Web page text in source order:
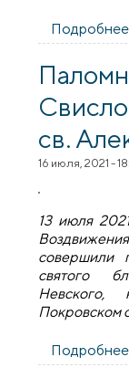
Подробнее
св.
16 июля, 2021 -
13 июля
совершили
святого
Невского,
Покровском
Подробнее